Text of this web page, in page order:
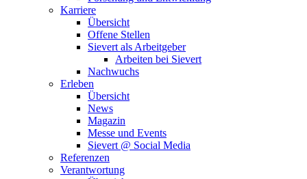
Karriere
Übersicht
Offene Stellen
Sievert als Arbeitgeber
Arbeiten bei Sievert
Nachwuchs
Erleben
Übersicht
News
Magazin
Messe und Events
Sievert @ Social Media
Referenzen
Verantwortung